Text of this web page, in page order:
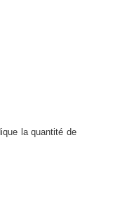
la quantité de